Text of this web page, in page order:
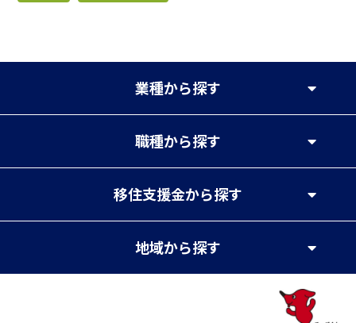
業種から探す
職種から探す
移住支援金から探す
地域から探す